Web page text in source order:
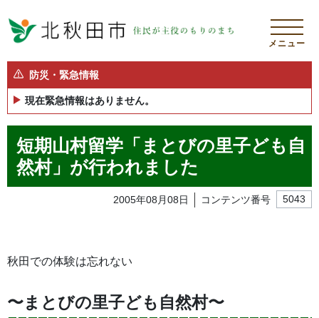
メニュー
防災・緊急情報
現在緊急情報はありません。
短期山村留学「まとびの里子ども自
然村」が行われました
2005年08月08日 コンテンツ番号 5043
秋田での体験は忘れない
〜まとびの里子ども自然村〜